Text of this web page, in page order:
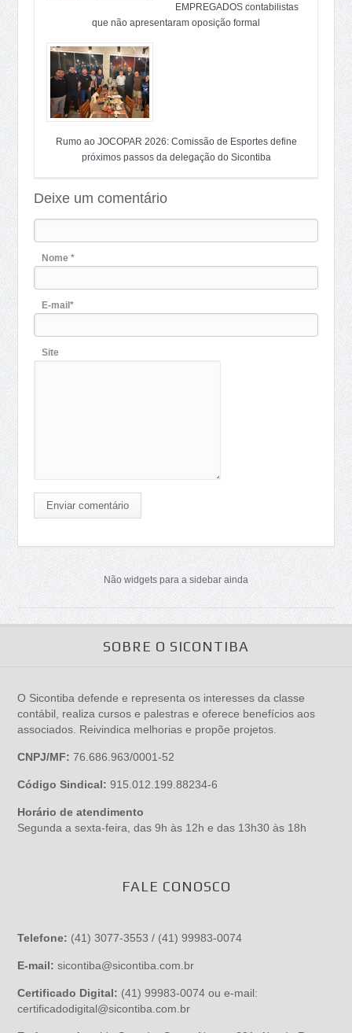
EMPREGADOS contabilistas
que não apresentaram oposição formal
Rumo ao JOCOPAR 2026: Comissão de Esportes define
próximos passos da delegação do Sicontiba
Deixe um comentário
Nome *
E-mail*
Site
Enviar comentário
Não widgets para a sidebar ainda
SOBRE O SICONTIBA
O Sicontiba defende e representa os interesses da classe
contábil, realiza cursos e palestras e oferece benefícios aos
associados. Reivindica melhorias e propõe projetos.
CNPJ/MF: 76.686.963/0001-52
Código Sindical: 915.012.199.88234-6
Horário de atendimento
Segunda a sexta-feira, das 9h às 12h e das 13h30 às 18h
FALE CONOSCO
Telefone: (41) 3077-3553 / (41) 99983-0074
E-mail:sicontiba@sicontiba.com.br
Certificado Digital: (41) 99983-0074 ou e-mail:
certificadodigital@sicontiba.com.br